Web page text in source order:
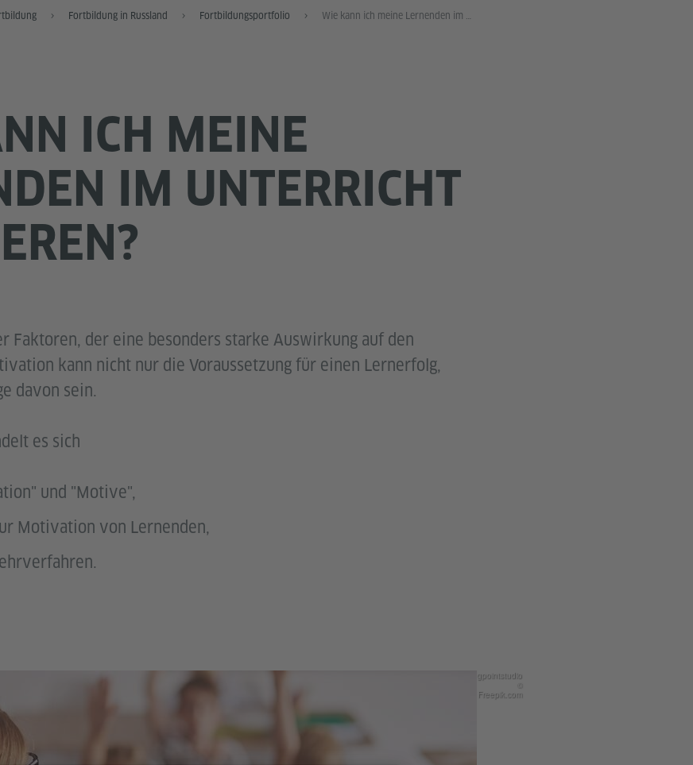
Fortbildung in Russland Fortbildungsportfolio Wie kann ich meine Lernenden im Unterricht motivieren?
ICH MEINE
IM UNTERRICHT
Faktoren, der eine besonders starke Auswirkung auf den
kann nicht nur die Voraussetzung für einen Lernerfolg,
davon sein.
es sich
und "Motive",
Motivation von Lernenden,
gpointstudio
Freepik.com